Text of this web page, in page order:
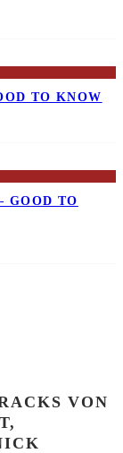
TO KNOW
GOOD TO
VON